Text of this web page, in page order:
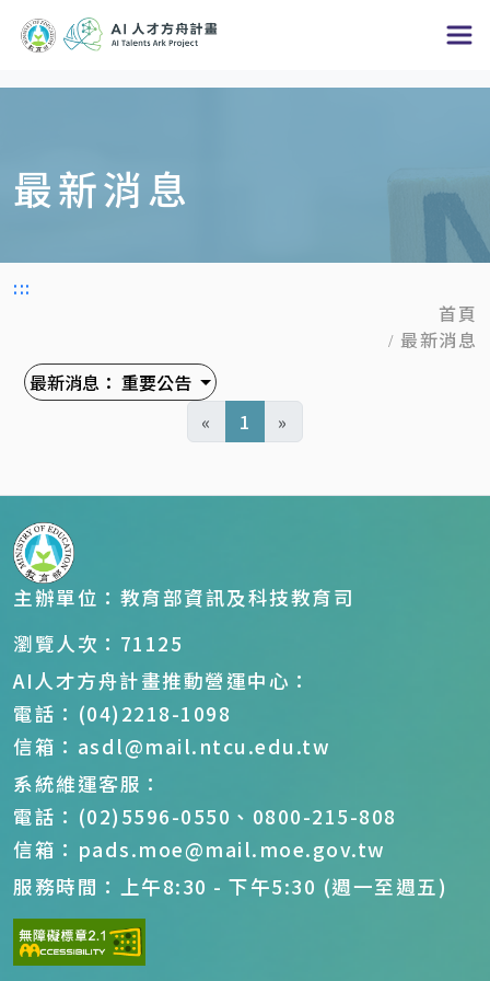
跳
容
區
最新消息
:::
首頁
最新消息
最新消息： 重要公告
«
1 »
主辦單位：教育部資訊及科技教育司
瀏覽人次：71125
AI人才方舟計畫推動營運中心：
電話：(04)2218-1098
信箱：asdl@mail.ntcu.edu.tw
系統維運客服：
電話：(02)5596-0550、0800-215-808
信箱：pads.moe@mail.moe.gov.tw
服務時間：上午8:30 - 下午5:30 (週一至週五)